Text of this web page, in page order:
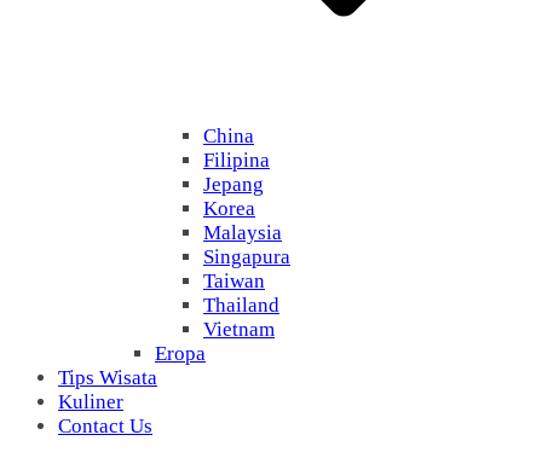
China
Filipina
Jepang
Korea
Malaysia
Singapura
Taiwan
Thailand
Vietnam
Eropa
Tips Wisata
Kuliner
Contact Us